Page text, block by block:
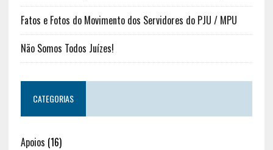
Fatos e Fotos do Movimento dos Servidores do PJU / MPU
Não Somos Todos Juízes!
CATEGORIAS
Apoios (16)